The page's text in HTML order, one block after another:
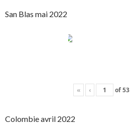
San Blas mai 2022
« ‹ of53
Colombie avril 2022